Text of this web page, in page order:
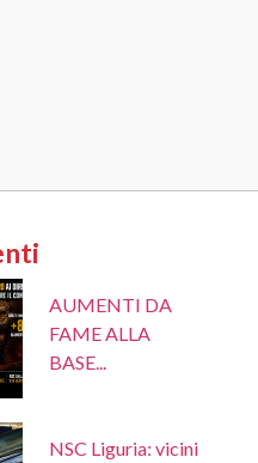
AUMENTI DA
FAME ALLA
BASE...
NSC Liguria: vicini